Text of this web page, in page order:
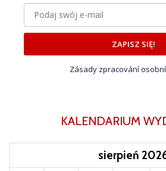
ZAPISZ SIĘ!
Zásady zpracování
KALENDARIUM
sierpień